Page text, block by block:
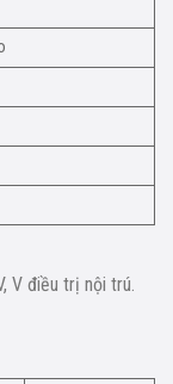
V điều trị nội trú.